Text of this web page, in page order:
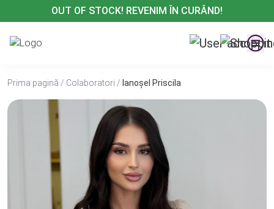
la
conținut
OUT OF STOCK! REVENIM ÎN CURÂND!
Prima pagină / Colaboratori / Ianoșel Priscila